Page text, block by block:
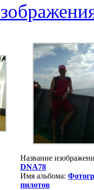
Название
DNA78
Имя альбома:
пилотов